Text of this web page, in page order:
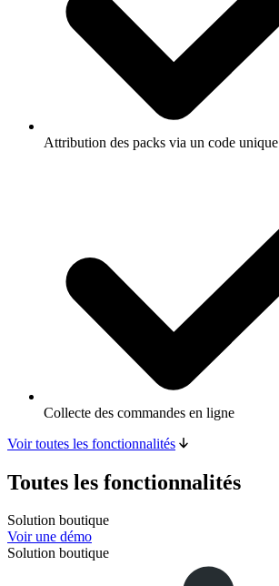
Attribution des packs via un code unique
Collecte des commandes en ligne
Voir toutes les fonctionnalités
Toutes les fonctionnalités
Solution boutique
Voir une démo
Solution boutique